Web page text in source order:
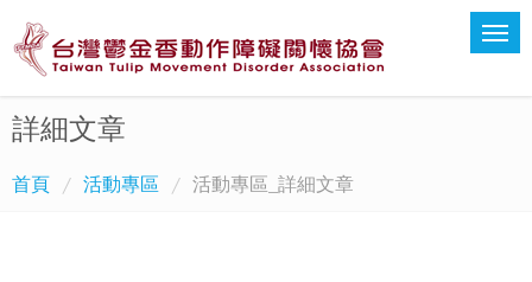
詳細文章
首頁 活動專區 活動專區_詳細文章